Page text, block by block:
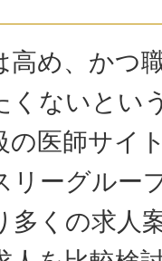
高め、かつ
くないとい
の医師サイ
リーグルー
多くの求人